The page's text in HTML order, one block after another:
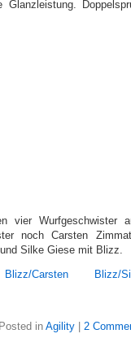
vier Wurfgeschwister
noch Carsten
Silke Giese mit Blizz.
Blizz/Carsten
Blizz/
Posted in Agility 2